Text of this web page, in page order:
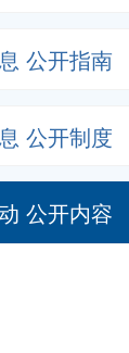
公开指南
公开制度
公开内容